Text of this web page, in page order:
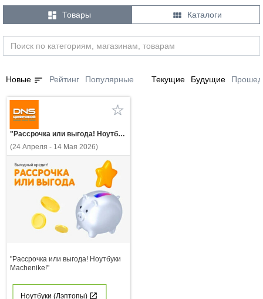
 Товары  Каталоги
Новые sort Рейтинг Популярные Текущие Будущие
"Рассрочка или выгода! Ноутбуки Machenike!"
(24 Апреля - 14 Мая 2026)
"Рассрочка или выгода! Ноутбуки
Machenike!"
Ноутбуки (Лэптопы)